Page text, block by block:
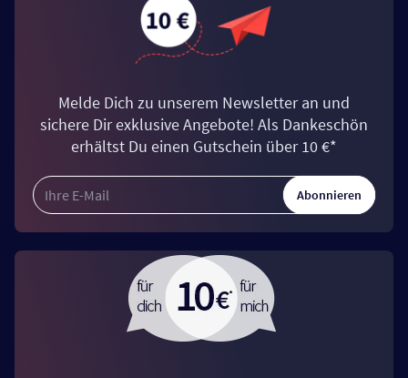
Melde Dich zu unserem Newsletter an und
sichere Dir exklusive Angebote! Als Dankeschön
erhältst Du einen Gutschein über 10 €*
Abonnieren